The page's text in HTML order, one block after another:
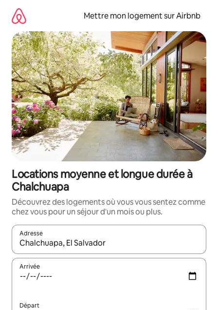
directement
contenu
Mettre mon logement sur Airbnb
Locations moyenne et longue durée à
Chalchuapa
Découvrez des logements où vous vous sentez comme
chez vous pour un séjour d'un mois ou plus.
Adresse
Lorsque les résultats s'affichent, utilisez les flèches vers le
Arrivée
Départ